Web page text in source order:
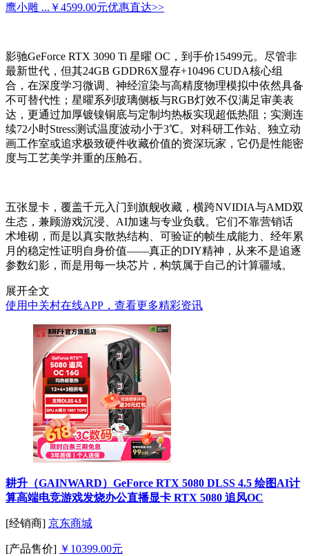
鹰小雕 ... ￥4599.00元优惠直达>>
影驰GeForce RTX 3090 Ti 星曜 OC，到手价15499元。尽管非
最新世代，但其24GB GDDR6X显存+10496 CUDA核心组
合，在深度学习微调、神经渲染与高精度物理模拟中依然具备
不可替代性；星曜系列玻璃侧板与RGB灯效不仅满足审美表
达，更通过加厚镀镍铜底与定制均热板实现超低热阻；实测连
续72小时Stress测试温度波动小于3℃。对科研工作站、独立动
画工作室或追求极致硬件收藏价值的资深玩家，它仍是性能密
度与工艺美学并重的压舱石。
五张显卡，覆盖千元入门到旗舰收藏，横跨NVIDIA与AMD双
生态，兼顾游戏沉浸、AI加速与专业负载。它们不靠营销话
术堆砌，而是以真实散热结构、可验证的帧生成能力、经年累
月的稳定性证明自身价值——真正的DIY精神，从来不是追逐
参数幻影，而是用每一块芯片，构筑属于自己的计算疆域。
展开全文
使用中关村在线APP，查看更多精彩资讯
耕升（GAINWARD）GeForce RTX 5080 DLSS 4.5 绘图AI计
算高端电竞游戏发烧办公直播显卡 RTX 5080 追风OC
[经销商] 京东商城
[产品售价] ￥10399.00元